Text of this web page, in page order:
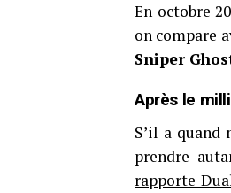
En octobre
on compare
Sniper
Après le
S’il a quand
prendre
rapporte